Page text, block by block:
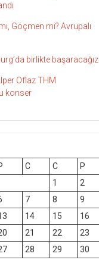
Göçmen mi? Avrupalı
birlikte başaracağız
Oflaz THM
konser
C C
P
1
2
7 8
9
14 15
16
21 22
23
28 29
30